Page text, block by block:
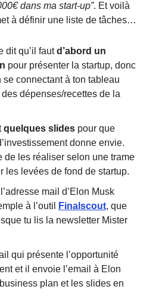
dans ma start-up”. Et voilà
à définir une liste de tâches…
dit qu’il fautd’abord un
pour présenter la startup, donc
se connectant à ton tableau
dépenses/recettes de la
quelques slides pour que
donne envie.
de les réaliser selon une trame
les levées de fond de startup.
mail d’Elon Musk
à l’outil
Finalscout, que
tu lis la newsletter Mister
qui présente l’opportunité
et il envoie l’email à Elon
plan et les slides en